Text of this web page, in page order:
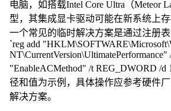
电脑，如搭载Intel Core Ultra（Meteor
型，其集成显卡驱动可能在新系统上存
一个常见的临时解决方案是通过注册表
`reg add
NT\CurrentVersion\UltimatePerformance"
"EnableACMethod" /t REG_DWORD /
径和值为示例，具体操作应参考硬件
解决方案。